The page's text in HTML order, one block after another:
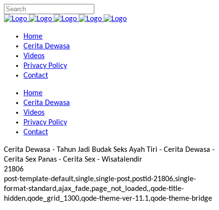
Home
Cerita Dewasa
Videos
Privacy Policy
Contact
Home
Cerita Dewasa
Videos
Privacy Policy
Contact
Cerita Dewasa - Tahun Jadi Budak Seks Ayah Tiri - Cerita Dewasa -
Cerita Sex Panas - Cerita Sex - Wisatalendir
21806
post-template-default,single,single-post,postid-21806,single-
format-standard,ajax_fade,page_not_loaded,,qode-title-
hidden,qode_grid_1300,qode-theme-ver-11.1,qode-theme-bridge